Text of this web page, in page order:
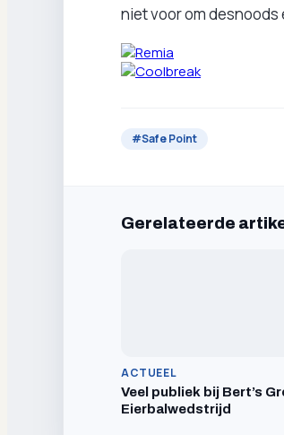
niet voor om desnoods
#Safe Point
Gerelateerde
ACTUEEL
Veel publiek bij Bert’s
Eierbalwedstrijd